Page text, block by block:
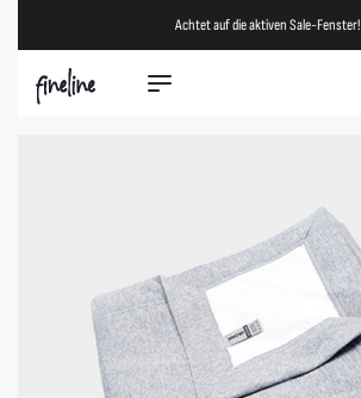
Achtet auf die aktiven Sale-Fenster!